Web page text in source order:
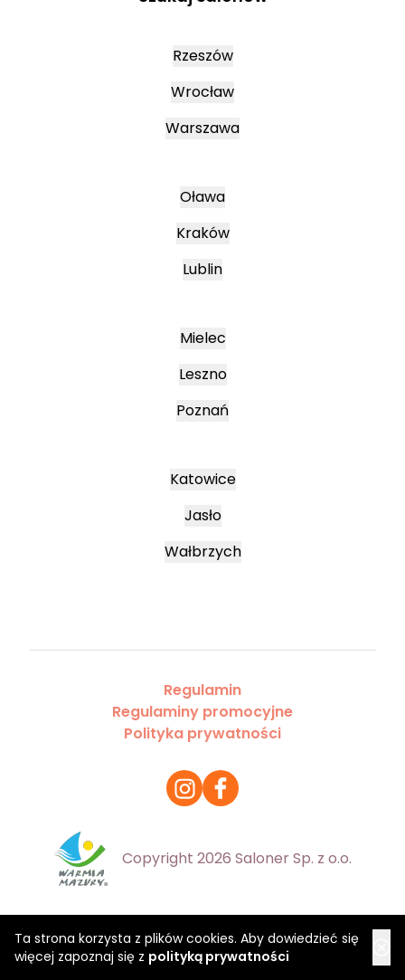
Ta strona korzysta z plików cookies. Aby dowiedzieć się
więcej zapoznaj się z polityką prywatności
Rzeszów
Wrocław
Warszawa
Oława
Kraków
Lublin
Mielec
Leszno
Poznań
Katowice
Jasło
Wałbrzych
Regulamin
Regulaminy promocyjne
Polityka prywatności
Copyright 2026 Saloner Sp. z o.o.